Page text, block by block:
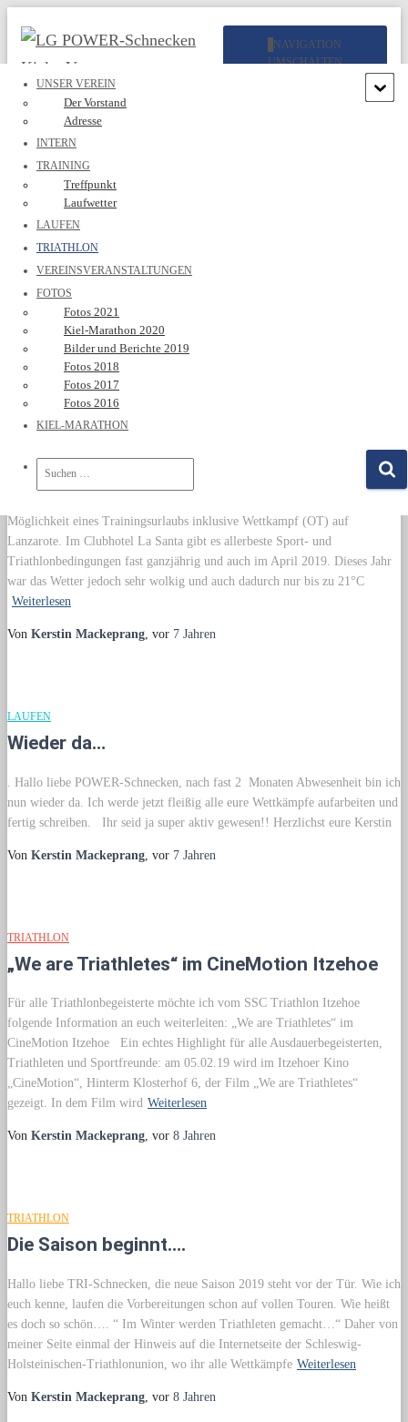
NAVIGATION
UMSCHALTEN
UNSER VEREIN
Der Vorstand
Adresse
INTERN
TRAINING
Treffpunkt
Laufwetter
LAUFEN
TRIATHLON
VEREINSVERANSTALTUNGEN
FOTOS
Fotos 2021
Kiel-Marathon 2020
Bilder und Berichte 2019
Fotos 2018
Fotos 2017
Fotos 2016
KIEL-MARATHON
Triathlon
Willkommen bei den Triathlon POWER-Schnecken.
Wir sind eine Gruppe von POWER-Schnecken und nehmen an verschiedenen
Triathlonveranstaltungen teil.
Der Spaß und die Gemeinschaft stehen dabei im Vordergrund.
VOLCANO Triathlon Lanzarote 2019
Möglichkeit eines Trainingsurlaubs inklusive Wettkampf (OT) auf
Lanzarote. Im Clubhotel La Santa gibt es allerbeste Sport- und
Triathlonbedingungen fast ganzjährig und auch im April 2019. Dieses Jahr
war das Wetter jedoch sehr wolkig und auch dadurch nur bis zu 21°C
Weiterlesen
Von Kerstin Mackeprang, vor 7 Jahren
LAUFEN
Wieder da…
. Hallo liebe POWER-Schnecken, nach fast 2 Monaten Abwesenheit bin ich
nun wieder da. Ich werde jetzt fleißig alle eure Wettkämpfe aufarbeiten und
fertig schreiben. Ihr seid ja super aktiv gewesen!! Herzlichst eure Kerstin
Von Kerstin Mackeprang , vor 7 Jahren
TRIATHLON
„We are Triathletes“ im CineMotion Itzehoe
Für alle Triathlonbegeisterte möchte ich vom SSC Triathlon Itzehoe
folgende Information an euch weiterleiten: „We are Triathletes“ im
CineMotion Itzehoe Ein echtes Highlight für alle Ausdauerbegeisterten,
Triathleten und Sportfreunde: am 05.02.19 wird im Itzehoer Kino
„CineMotion“, Hinterm Klosterhof 6, der Film „We are Triathletes“
gezeigt. In dem Film wird Weiterlesen
Von Kerstin Mackeprang, vor 8 Jahren
TRIATHLON
Die Saison beginnt….
Hallo liebe TRI-Schnecken, die neue Saison 2019 steht vor der Tür. Wie ich
euch kenne, laufen die Vorbereitungen schon auf vollen Touren. Wie heißt
es doch so schön…. “ Im Winter werden Triathleten gemacht…“ Daher von
meiner Seite einmal der Hinweis auf die Internetseite der Schleswig-
Holsteinischen-Triathlonunion, wo ihr alle Wettkämpfe Weiterlesen
Von Kerstin Mackeprang , vor 8 Jahren